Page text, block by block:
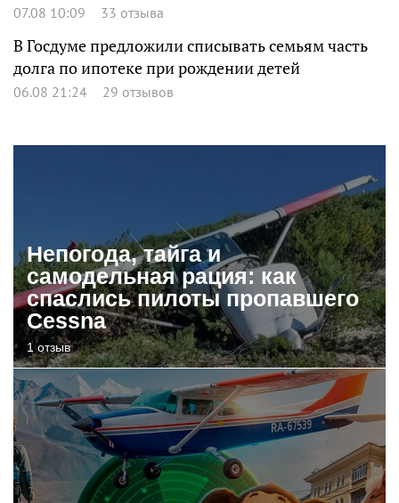
07.08 10:09 33 отзыва
В Госдуме предложили списывать семьям часть
долга по ипотеке при рождении детей
06.08 21:24 29 отзывов
Непогода, тайга и
самодельная рация: как
спаслись пилоты пропавшего
Cessna
1 отзыв